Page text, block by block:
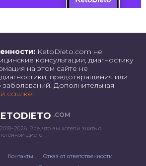
KetoDieto.com не
консультации, диагностику
на этом сайте не
предотвращения или
заболеваний. Дополнительная
ссылке!
.COM
Все, что вы хотели знать о
диете
Контакты
Отказ от ответственности